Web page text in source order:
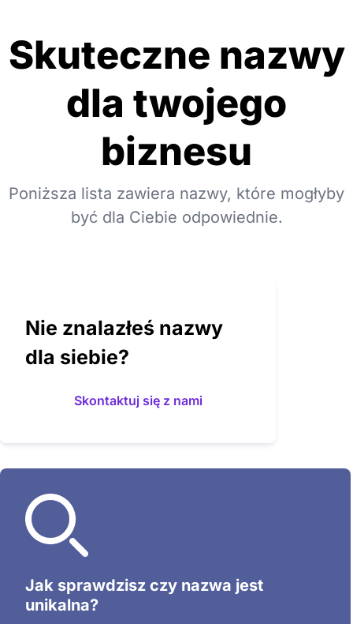
Skuteczne nazwy
dla twojego
biznesu
Poniższa lista zawiera nazwy, które mogłyby
być dla Ciebie odpowiednie.
Nie znalazłeś nazwy
dla siebie?
Skontaktuj się z nami
Zadbaj o bezpieczeństwo